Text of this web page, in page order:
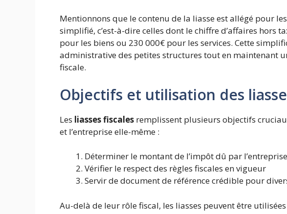
Mentionnons que le contenu de la liasse est allégé pour
simplifié, c’est-à-dire celles dont le chiffre d’affaires hors
pour les biens ou 230 000€ pour les services. Cette
administrative des petites structures tout en maintenant
fiscale.
Objectifs et utilisation des
Les liasses fiscales remplissent plusieurs objectifs
et l’entreprise elle-même :
Déterminer le montant de l’impôt dû par l’entreprise
Vérifier le respect des règles fiscales en vigueur
Servir de document de référence crédible pour
Au-delà de leur rôle fiscal, les liasses peuvent être